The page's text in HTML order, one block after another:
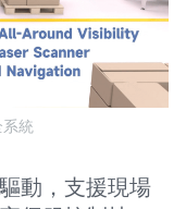
統
動，支援現場